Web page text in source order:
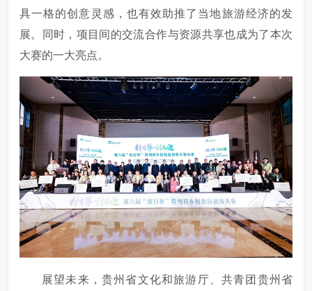
具一格的创意灵感，也有效助推了当地旅游经济的发
展。同时，项目间的交流合作与资源共享也成为了本次
大赛的一大亮点。
展望未来，贵州省文化和旅游厅、共青团贵州省